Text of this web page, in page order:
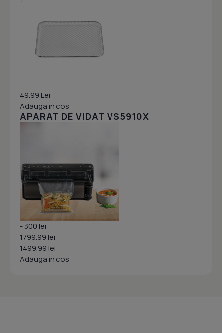
49.99 Lei
Adauga in cos
APARAT DE VIDAT VS5910X
- 300 lei
1799.99 lei
1499.99 lei
Adauga in cos